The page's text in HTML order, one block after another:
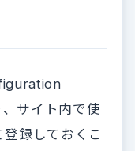
サイト内で使
録しておくこ